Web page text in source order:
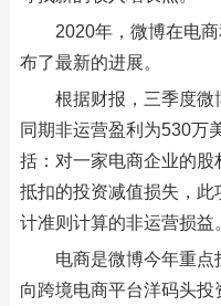
2020年，微博在电
布了最新的进展。
根据财报，三季度微
同期非运营盈利为530万
括：对一家电商企业的
抵扣的投资减值损失，
计准则计算的非运营损益
电商是微博今年重
向跨境电商平台洋码头